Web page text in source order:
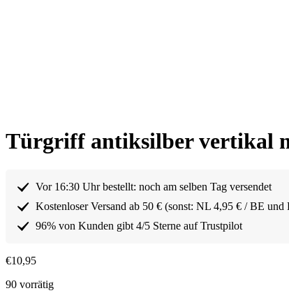
Türgriff antiksilber vertikal
Vor 16:30 Uhr bestellt: noch am selben Tag versendet
Kostenloser Versand ab 50 € (sonst: NL 4,95 € / BE
96% von Kunden gibt 4/5 Sterne auf Trustpilot
€10,95
90 vorrätig